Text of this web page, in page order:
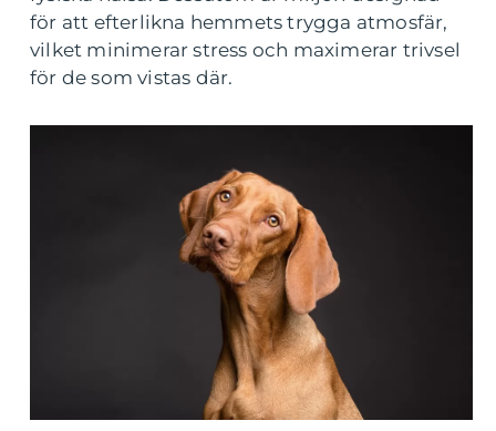
för att efterlikna hemmets trygga atmosfär,
vilket minimerar stress och maximerar trivsel
för de som vistas där.